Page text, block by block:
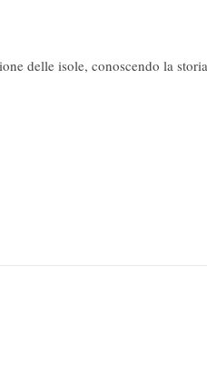
delle isole, conoscendo la